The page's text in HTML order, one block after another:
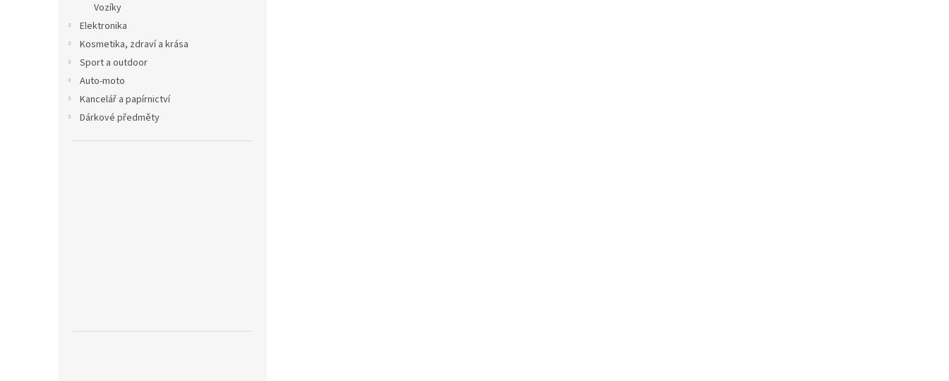
Vozíky
Elektronika
Kosmetika, zdraví a krása
Sport a outdoor
Auto-moto
Kancelář a papírnictví
Dárkové předměty